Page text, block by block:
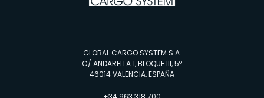
GLOBAL CARGO SYSTEM S.A.
C/ ANDARELLA 1, BLOQUE III, 5º
46014 VALENCIA, ESPAÑA